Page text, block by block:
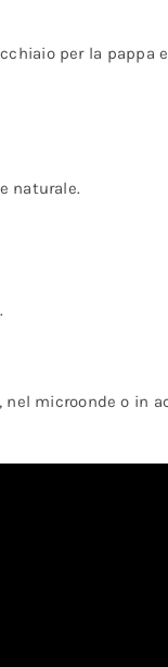
per la
naturale.
nel microonde o in